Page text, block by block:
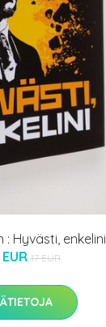
: Hyvästi, enkelini
17 EUR